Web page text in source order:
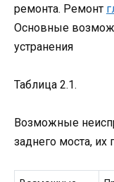
ремонта. Ремонт
Основные
устранения
Таблица 2.1.
Возможные
заднего моста,